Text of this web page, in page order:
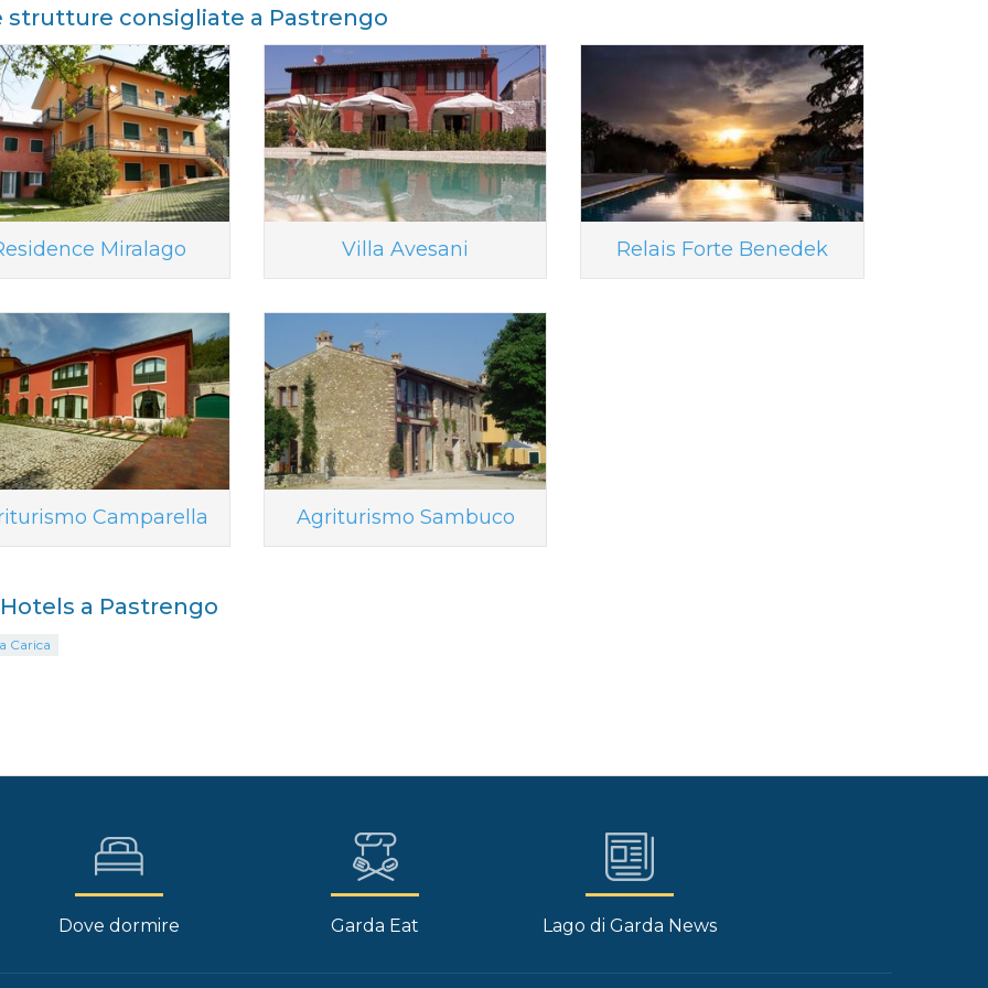
strutture consigliate a Pastrengo
Miralago Villa Avesani Relais Forte Benedek
Camparella Agriturismo Sambuco
a Pastrengo
Carica
Dove dormire Garda Eat Lago di Garda News